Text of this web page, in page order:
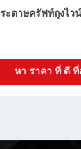
ษขวดเดียว กระเ
หา ราคา ที่ ดี